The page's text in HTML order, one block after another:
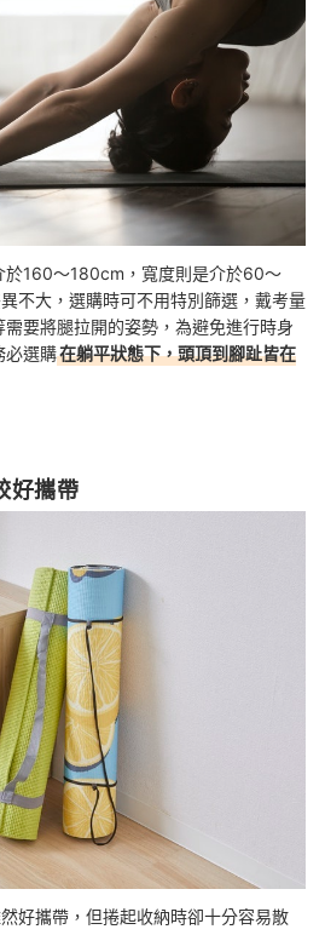
於160〜180cm，寬度則是介於60〜
不大，選購時可不用特別篩選，戴考量
要將腿拉開的姿勢，為避免進行時身
必選購在躺平狀態下，頭頂到腳趾皆在
好攜帶
好攜帶，但捲起收納時卻十分容易散